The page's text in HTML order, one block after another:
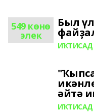
549 көнө
элек
Был
ИҠТИСАД
әйтә
ИҠТИСАД